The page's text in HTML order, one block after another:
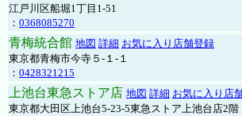
江戸川区船堀1丁目1-51
： 0368085270
青梅統合館 地図 詳細 お気に入り店舗登録
東京都青梅市今寺５-１-１
： 0428321215
上池台東急ストア店 地図 詳細 お気に入り店
東京都大田区上池台5-23-5東急ストア上池台店2階